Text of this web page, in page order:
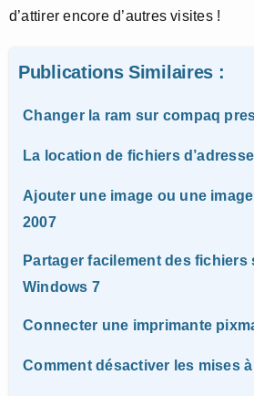
d’attirer encore d’autres visites !
Publications Similaires :
Changer la ram sur compaq
La location de fichiers
Ajouter une image ou une
2007
Partager facilement des fichiers
Windows 7
Connecter une imprimante
Comment désactiver les mises